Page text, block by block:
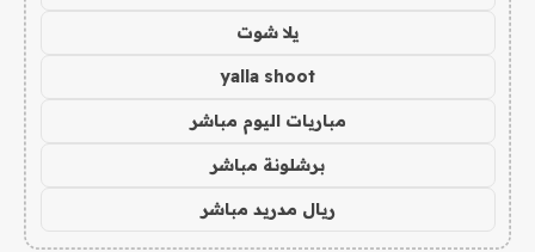
يلا شوت
yalla shoot
مباريات اليوم مباشر
برشلونة مباشر
ريال مدريد مباشر